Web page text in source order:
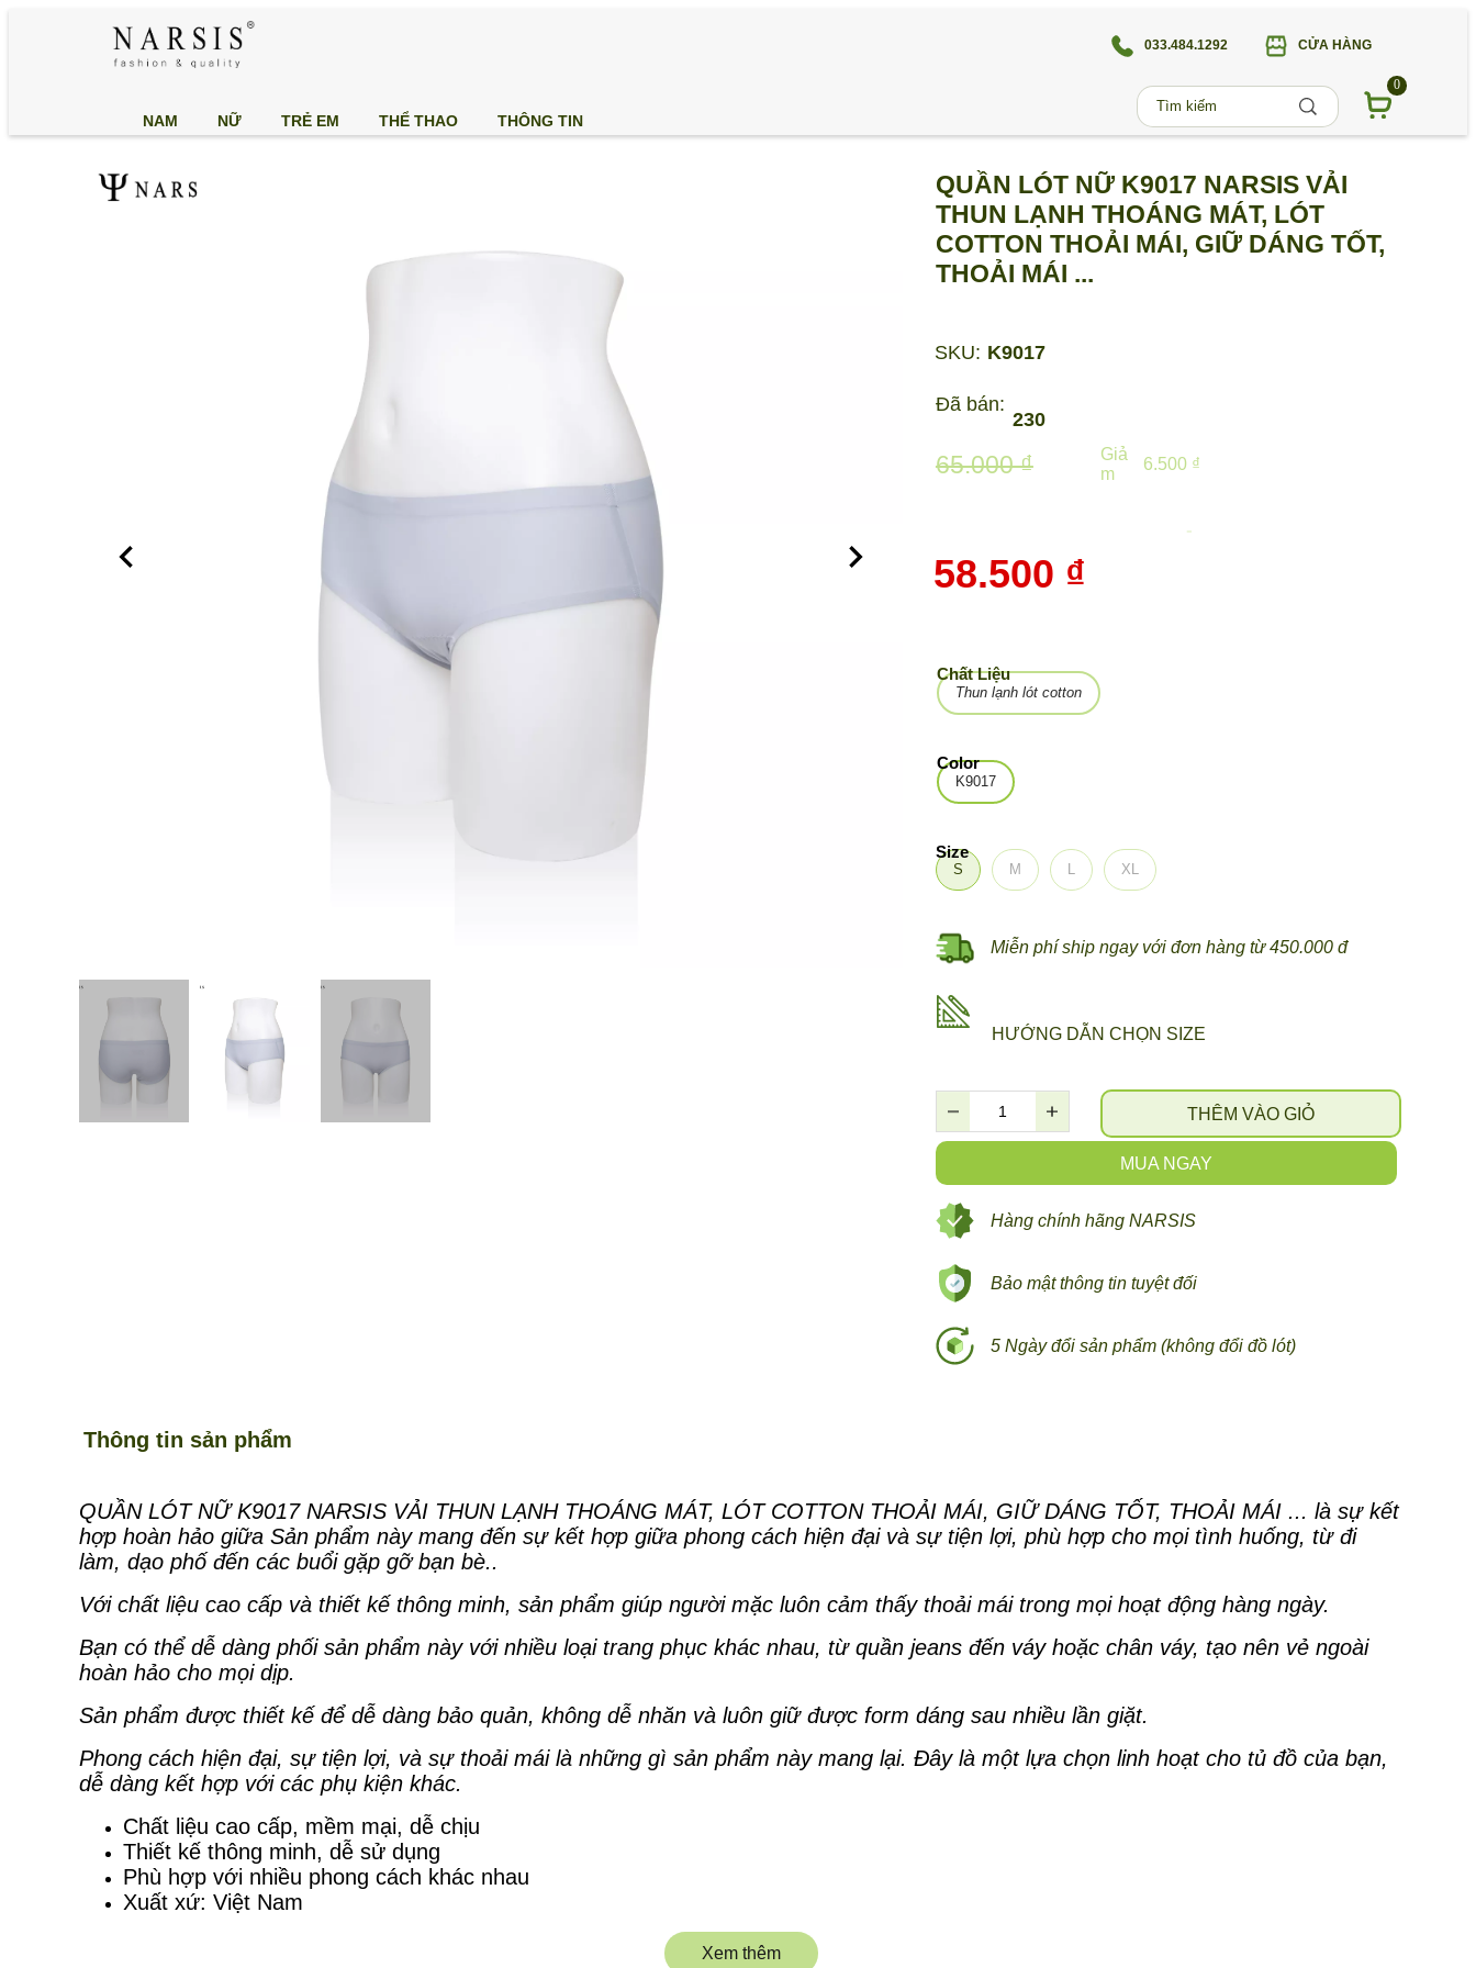
NAM NỮ TRẺ EM THỂ THAO THÔNG TIN
033.484.1292 CỬA HÀNG
0
QUẦN LÓT NỮ K9017 NARSIS VẢI
THUN LẠNH THOÁNG MÁT, LÓT
COTTON THOẢI MÁI, GIỮ DÁNG TỐT,
THOẢI MÁI ...
Đã bán:
230
S M L XL
Size
Thun lạnh lót cotton
Chất Liệu
K9017
Color
MUA NGAY
THÊM VÀO GIỎ
HƯỚNG DẪN CHỌN SIZE
Miễn phí ship ngay với đơn hàng từ 450.000 đ
-
58.500 ₫
5 Ngày đổi sản phẩm (không đổi đồ lót)
Bảo mật thông tin tuyệt đối
Hàng chính hãng NARSIS
65.000 ₫ 6.500 ₫
Giả
m
SKU: K9017
Xem thêm
Thông tin sản phẩm
QUẦN LÓT NỮ K9017 NARSIS VẢI THUN LẠNH THOÁNG MÁT, LÓT COTTON THOẢI MÁI, GIỮ DÁNG TỐT, THOẢI MÁI ... là sự kết
hợp hoàn hảo giữa Sản phẩm này mang đến sự kết hợp giữa phong cách hiện đại và sự tiện lợi, phù hợp cho mọi tình huống, từ đi
làm, dạo phố đến các buổi gặp gỡ bạn bè..
Với chất liệu cao cấp và thiết kế thông minh, sản phẩm giúp người mặc luôn cảm thấy thoải mái trong mọi hoạt động hàng ngày.
Bạn có thể dễ dàng phối sản phẩm này với nhiều loại trang phục khác nhau, từ quần jeans đến váy hoặc chân váy, tạo nên vẻ ngoài
hoàn hảo cho mọi dịp.
Sản phẩm được thiết kế để dễ dàng bảo quản, không dễ nhăn và luôn giữ được form dáng sau nhiều lần giặt.
Phong cách hiện đại, sự tiện lợi, và sự thoải mái là những gì sản phẩm này mang lại. Đây là một lựa chọn linh hoạt cho tủ đồ của bạn,
dễ dàng kết hợp với các phụ kiện khác.
Chất liệu cao cấp, mềm mại, dễ chịu
Thiết kế thông minh, dễ sử dụng
Phù hợp với nhiều phong cách khác nhau
Xuất xứ: Việt Nam